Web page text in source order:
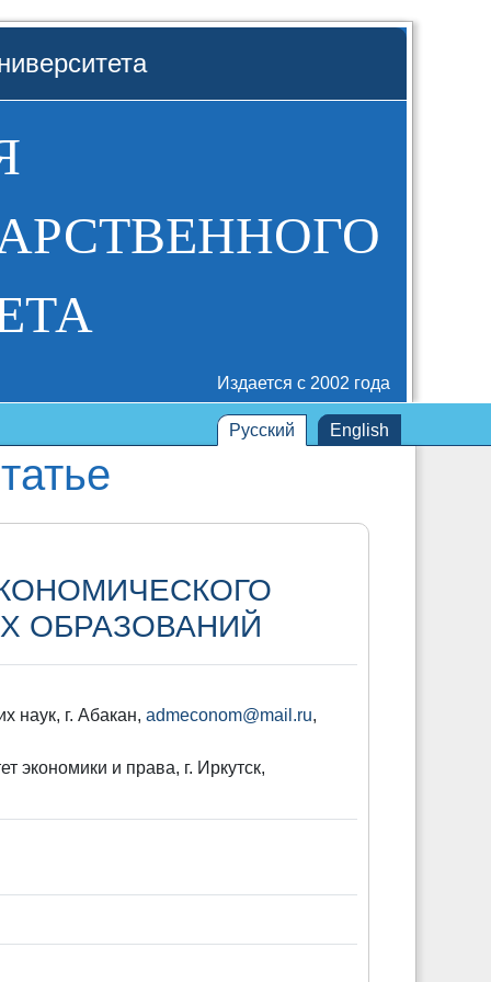
Издается с 2002 года
Русский English
ОБРАЗОВАНИЙ
наук, г. Абакан,admeconom@mail.ru,
экономики и права, г. Иркутск,